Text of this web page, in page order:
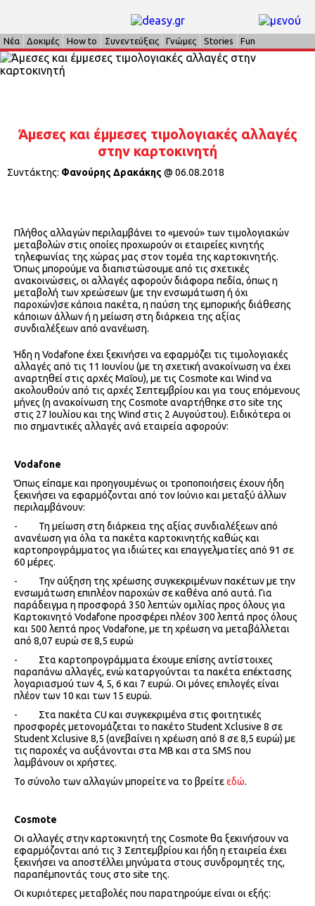
Νέα Δοκιμές How to Συνεντεύξεις Γνώμες Stories Fun
Άμεσες και έμμεσες τιμολογιακές αλλαγές
στην καρτοκινητή
Συντάκτης: Φανούρης Δρακάκης @ 06.08.2018
Πλήθος αλλαγών περιλαμβάνει το «μενού» των τιμολογιακών
μεταβολών στις οποίες προχωρούν οι εταιρείες κινητής
τηλεφωνίας της χώρας μας στον τομέα της καρτοκινητής.
Όπως μπορούμε να διαπιστώσουμε από τις σχετικές
ανακοινώσεις, οι αλλαγές αφορούν διάφορα πεδία, όπως η
μεταβολή των χρεώσεων (με την ενσωμάτωση ή όχι
παροχών)σε κάποια πακέτα, η παύση της εμπορικής διάθεσης
κάποιων άλλων ή η μείωση στη διάρκεια της αξίας
συνδιαλέξεων από ανανέωση.
Ήδη η Vodafone έχει ξεκινήσει να εφαρμόζει τις τιμολογιακές
αλλαγές από τις 11 Ιουνίου (με τη σχετική ανακοίνωση να έχει
αναρτηθεί στις αρχές Μαΐου), με τις Cosmote και Wind να
ακολουθούν από τις αρχές Σεπτεμβρίου και για τους επόμενους
μήνες (η ανακοίνωση της Cosmote αναρτήθηκε στο site της
στις 27 Ιουλίου και της Wind στις 2 Αυγούστου). Ειδικότερα οι
πιο σημαντικές αλλαγές ανά εταιρεία αφορούν:
Vodafone
Όπως είπαμε και προηγουμένως οι τροποποιήσεις έχουν ήδη
ξεκινήσει να εφαρμόζονται από τον Ιούνιο και μεταξύ άλλων
περιλαμβάνουν:
- Τη μείωση στη διάρκεια της αξίας συνδιαλέξεων από
ανανέωση για όλα τα πακέτα καρτοκινητής καθώς και
καρτοπρογράμματος για ιδιώτες και επαγγελματίες από 91 σε
60 μέρες.
- Την αύξηση της χρέωσης συγκεκριμένων πακέτων με την
ενσωμάτωση επιπλέον παροχών σε καθένα από αυτά. Για
παράδειγμα η προσφορά 350 λεπτών ομιλίας προς όλους για
Καρτοκινητό Vodafone προσφέρει πλέον 300 λεπτά προς όλους
και 500 λεπτά προς Vodafone, με τη χρέωση να μεταβάλλεται
από 8,07 ευρώ σε 8,5 ευρώ
- Στα καρτοπρογράμματα έχουμε επίσης αντίστοιχες
παραπάνω αλλαγές, ενώ καταργούνται τα πακέτα επέκτασης
λογαριασμού των 4, 5, 6 και 7 ευρώ. Οι μόνες επιλογές είναι
πλέον των 10 και των 15 ευρώ.
- Στα πακέτα CU και συγκεκριμένα στις φοιτητικές
προσφορές μετονομάζεται το πακέτο Student Xclusive 8 σε
Student Xclusive 8,5 (ανεβαίνει η χρέωση από 8 σε 8,5 ευρώ) με
τις παροχές να αυξάνονται στα MB και στα SMS που
λαμβάνουν οι χρήστες.
To σύνολο των αλλαγών μπορείτε να το βρείτεεδώ.
Cosmote
Οι αλλαγές στην καρτοκινητή της Cosmote θα ξεκινήσουν να
εφαρμόζονται από τις 3 Σεπτεμβρίου και ήδη η εταιρεία έχει
ξεκινήσει να αποστέλλει μηνύματα στους συνδρομητές της,
παραπέμποντάς τους στο site της.
Οι κυριότερες μεταβολές που παρατηρούμε είναι οι εξής: